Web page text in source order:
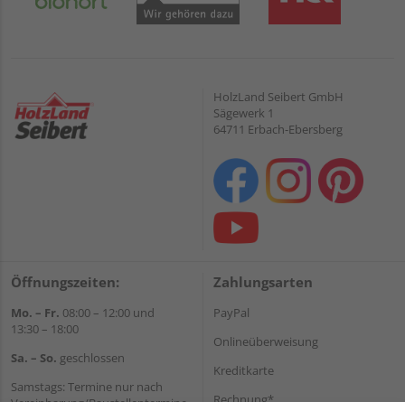
HolzLand Seibert GmbH
Sägewerk 1
64711 Erbach-Ebersberg
Öffnungszeiten:
Mo. – Fr. 08:00 – 12:00 und
13:30 – 18:00
Sa. – So. geschlossen
Samstags: Termine nur nach
Zahlungsarten
PayPal
Onlineüberweisung
Kreditkarte